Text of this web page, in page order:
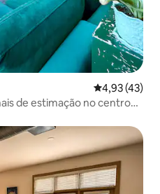
4,93 de uma
4,93 (43)
de estimação no centro